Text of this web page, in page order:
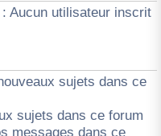
Aucun utilisateur inscrit
sujets dans ce
sujets dans ce forum
messages dans ce